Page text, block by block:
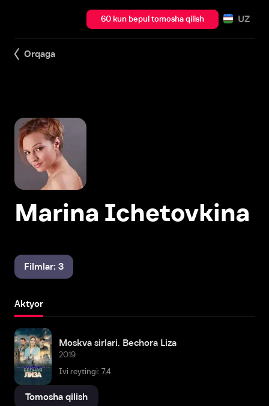
60 kun bepul tomosha qilish UZ
Orqaga
Marina Ichetovkina
Filmlar: 3
Aktyor
Moskva sirlari. Bechora Liza
2019
Ivi reytingi: 7,4
Tomosha qilish